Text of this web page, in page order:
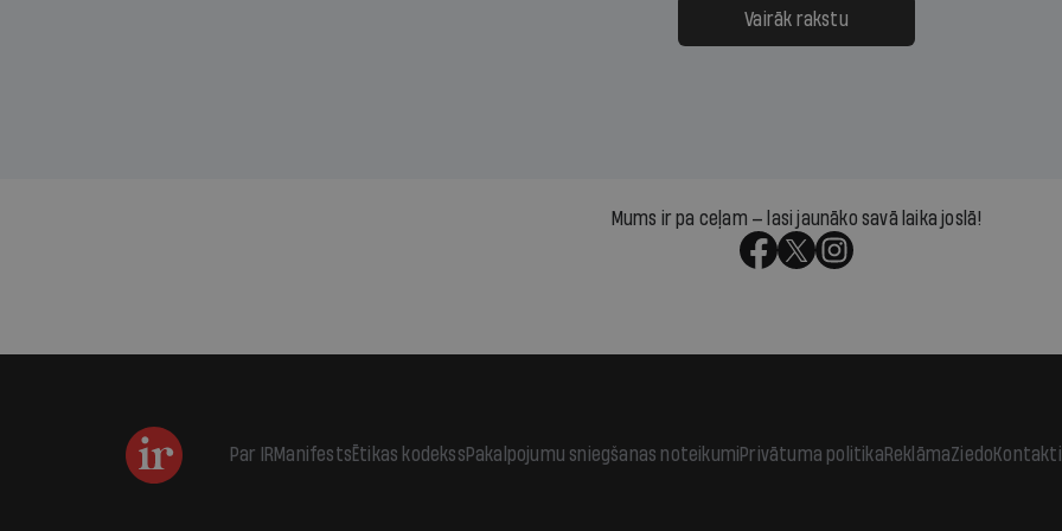
kas jāpārskaita jau trīs dienas
pirms nākamās sapulces
atbalsts un drosme
meteovērojumus arī tad,
Vairāk rakstu
Mums ir pa ceļam — lasi jaunāko savā laika joslā!
Par IRManifestsĒtikas kodekssPakalpojumu sniegšanas noteikumiPrivātuma politikaReklāmaZiedoKontakti